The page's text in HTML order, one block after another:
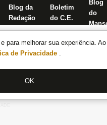
para melhorar sua experiência.
de Privacidade .
OK
Blog da
Redação
Boletim
do C.E.
Blog
do